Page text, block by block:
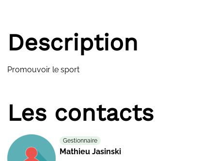
Description
Promouvoir le sport
Les contacts
Gestionnaire
Mathieu Jasinski